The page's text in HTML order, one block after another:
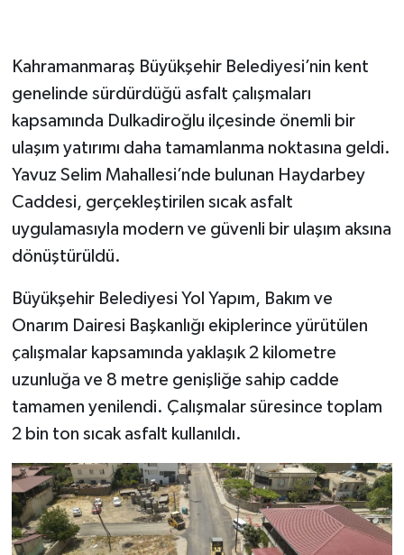
Kahramanmaraş Büyükşehir Belediyesi’nin kent
genelinde sürdürdüğü asfalt çalışmaları
kapsamında Dulkadiroğlu ilçesinde önemli bir
ulaşım yatırımı daha tamamlanma noktasına geldi.
Yavuz Selim Mahallesi’nde bulunan Haydarbey
Caddesi, gerçekleştirilen sıcak asfalt
uygulamasıyla modern ve güvenli bir ulaşım aksına
dönüştürüldü.
Büyükşehir Belediyesi Yol Yapım, Bakım ve
Onarım Dairesi Başkanlığı ekiplerince yürütülen
çalışmalar kapsamında yaklaşık 2 kilometre
uzunluğa ve 8 metre genişliğe sahip cadde
tamamen yenilendi. Çalışmalar süresince toplam
2 bin ton sıcak asfalt kullanıldı.
YEREL YÖNETİM
MEDYA
SEÇİM 2011
BİLİMNET
Yemek
SİVİL TOPLUM
SEÇİM 2014
ÇEK GÖNDER
KİTAP